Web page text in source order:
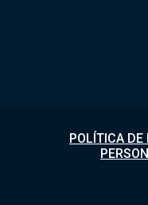
POLÍTICA DE